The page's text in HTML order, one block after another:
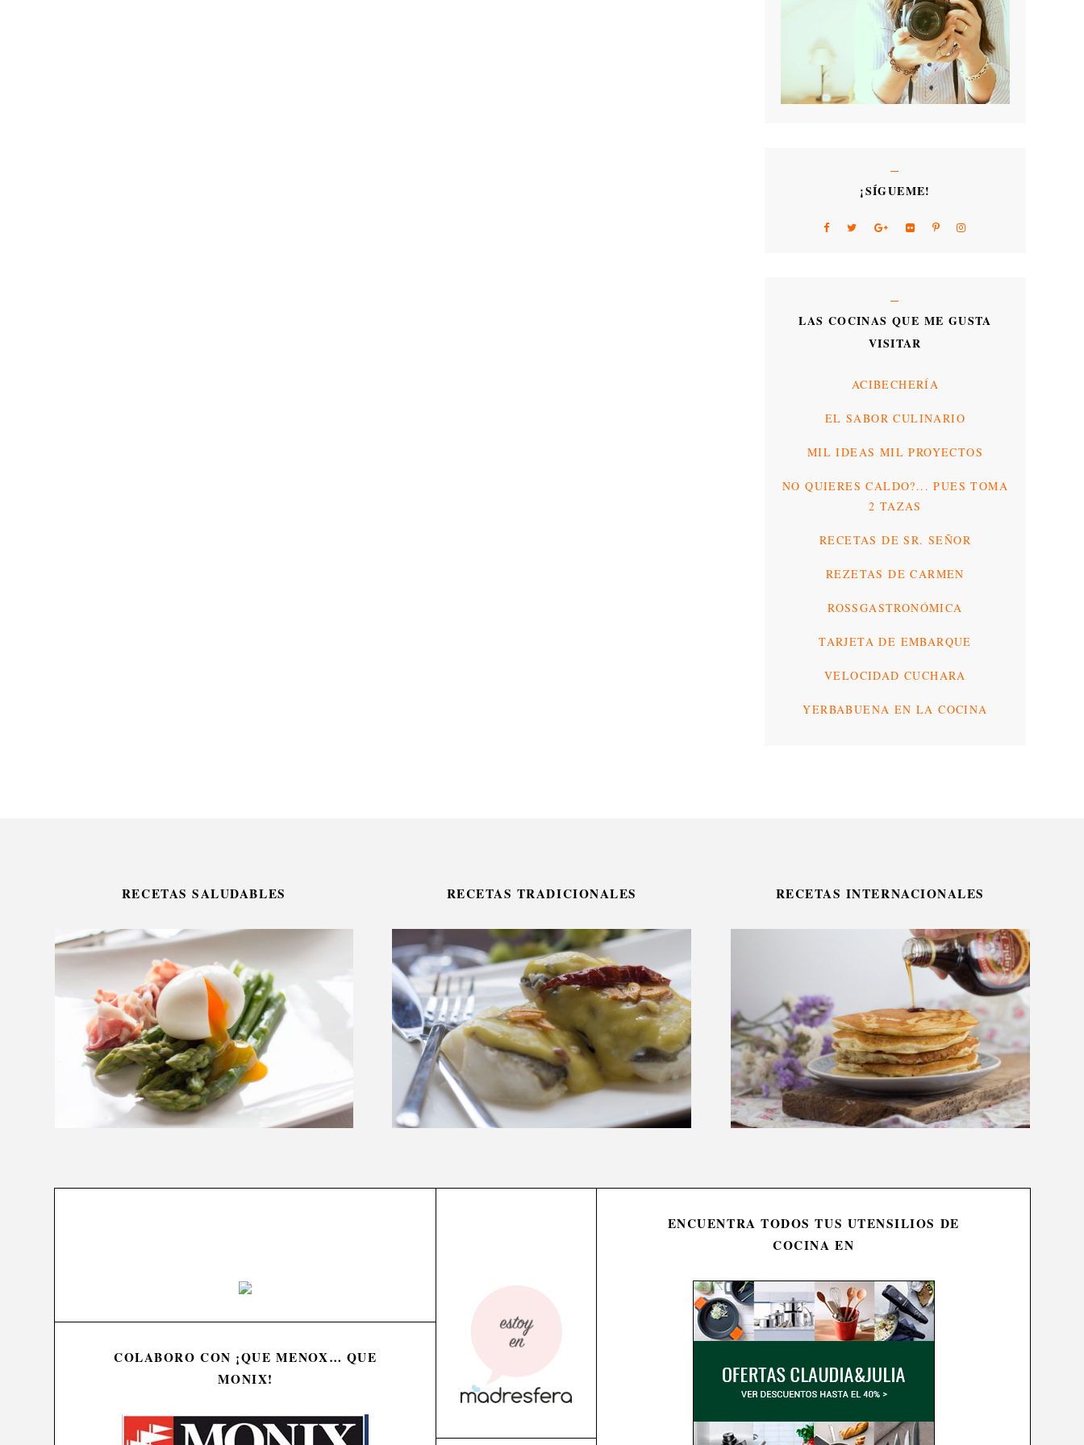
¡SÍGUEME!
LAS COCINAS QUE ME GUSTA
VISITAR
ACIBECHERÍA
EL SABOR CULINARIO
MIL IDEAS MIL PROYECTOS
NO QUIERES CALDO?... PUES TOMA
2 TAZAS
RECETAS DE SR. SEÑOR
REZETAS DE CARMEN
ROSSGASTRONÓMICA
TARJETA DE EMBARQUE
VELOCIDAD CUCHARA
YERBABUENA EN LA COCINA
RECETAS SALUDABLES RECETAS TRADICIONALES RECETAS INTERNACIONALES
COLABORO CON ¡QUE MENOX… QUE
MONIX!
ENCUENTRA TODOS TUS UTENSILIOS DE
COCINA EN